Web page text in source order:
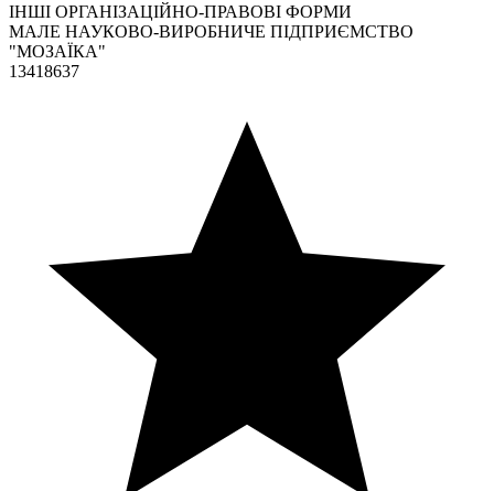
ІНШІ ОРГАНІЗАЦІЙНО-ПРАВОВІ ФОРМИ
МАЛЕ НАУКОВО-ВИРОБНИЧЕ ПІДПРИЄМСТВО
"МОЗАЇКА"
13418637